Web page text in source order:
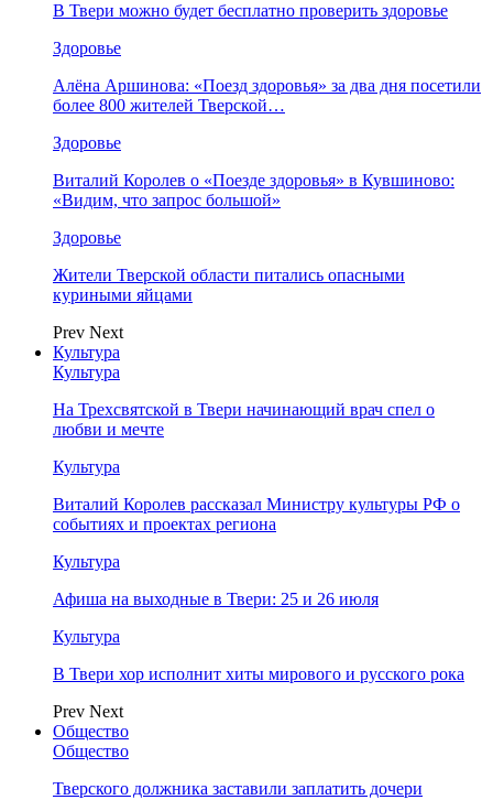
В Твери можно будет бесплатно проверить здоровье
Здоровье
Алёна Аршинова: «Поезд здоровья» за два дня посетили
более 800 жителей Тверской…
Здоровье
Виталий Королев о «Поезде здоровья» в Кувшиново:
«Видим, что запрос большой»
Здоровье
Жители Тверской области питались опасными
куриными яйцами
Prev Next
Культура
Культура
На Трехсвятской в Твери начинающий врач спел о
любви и мечте
Культура
Виталий Королев рассказал Министру культуры РФ о
событиях и проектах региона
Культура
Афиша на выходные в Твери: 25 и 26 июля
Культура
В Твери хор исполнит хиты мирового и русского рока
Prev Next
Общество
Общество
Тверского должника заставили заплатить дочери